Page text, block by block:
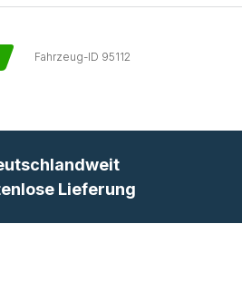
Fahrzeug-ID 95112
Lieferung